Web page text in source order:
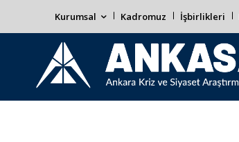
Kurumsal Kadromuz İşbirlikleri